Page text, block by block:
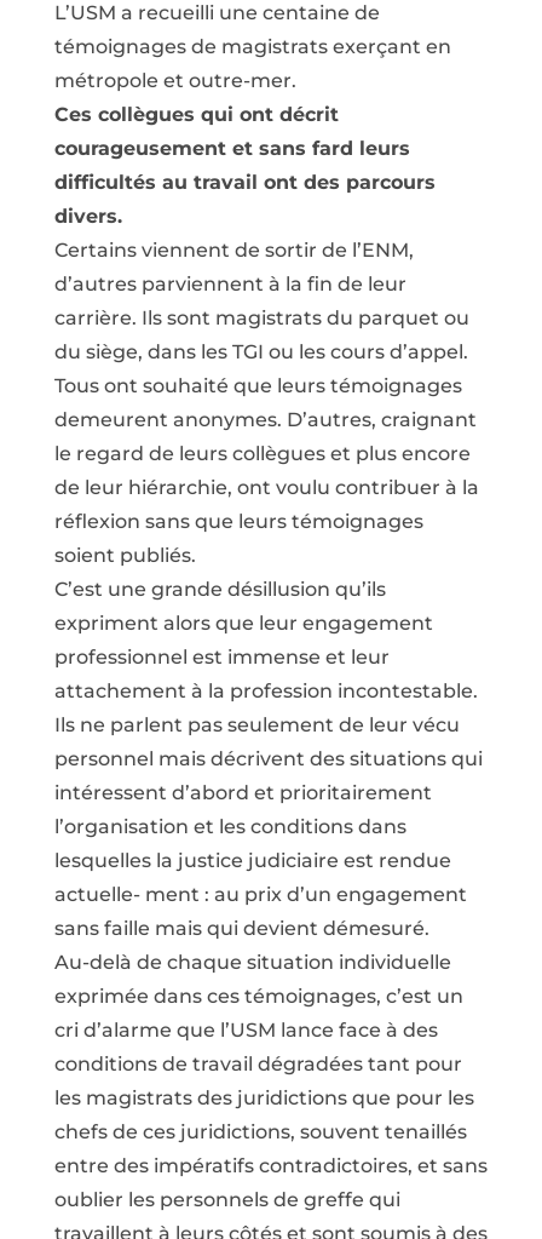
L’USM a recueilli une centaine de
témoignages de magistrats exerçant en
métropole et outre-mer.
Ces collègues qui ont décrit
courageusement et sans fard leurs
difficultés au travail ont des parcours
divers.
Certains viennent de sortir de l’ENM,
d’autres parviennent à la fin de leur
carrière. Ils sont magistrats du parquet ou
du siège, dans les TGI ou les cours d’appel.
Tous ont souhaité que leurs témoignages
demeurent anonymes. D’autres, craignant
le regard de leurs collègues et plus encore
de leur hiérarchie, ont voulu contribuer à la
réflexion sans que leurs témoignages
soient publiés.
C’est une grande désillusion qu’ils
expriment alors que leur engagement
professionnel est immense et leur
attachement à la profession incontestable.
Ils ne parlent pas seulement de leur vécu
personnel mais décrivent des situations qui
intéressent d’abord et prioritairement
l’organisation et les conditions dans
lesquelles la justice judiciaire est rendue
actuelle- ment : au prix d’un engagement
sans faille mais qui devient démesuré.
Au-delà de chaque situation individuelle
exprimée dans ces témoignages, c’est un
cri d’alarme que l’USM lance face à des
conditions de travail dégradées tant pour
les magistrats des juridictions que pour les
chefs de ces juridictions, souvent tenaillés
entre des impératifs contradictoires, et sans
oublier les personnels de greffe qui
travaillent à leurs côtés et sont soumis à des